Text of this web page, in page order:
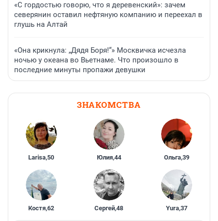
«С гордостью говорю, что я деревенский»: зачем
северянин оставил нефтяную компанию и переехал в
глушь на Алтай
«Она крикнула: „Дядя Боря!“» Москвичка исчезла
ночью у океана во Вьетнаме. Что произошло в
последние минуты пропажи девушки
ЗНАКОМСТВА
Larisa,50 Юлия,44 Ольга,39
Костя,62 Сергей,48 Yura,37